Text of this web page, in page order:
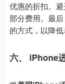
优惠的折扣。
部分费用。最
的方式，以降低
六、 iPhone